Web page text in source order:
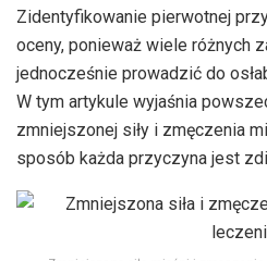
Zidentyfikowanie pierwotnej
oceny, ponieważ wiele różnych
jednocześnie prowadzić do
W tym artykule wyjaśnia
zmniejszonej siły i zmęczenia
sposób każda przyczyna jest